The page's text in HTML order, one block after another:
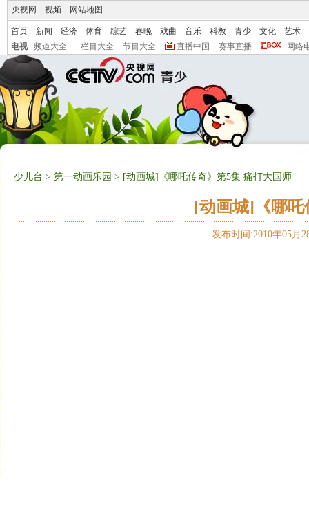
央视网 视频 网站地图
首页 新闻 经济 体育 综艺 春晚 戏曲 音乐 科教 青少 文化
艺术
电视
频道大全 栏目大全 节目大全 直播中国 赛事直播 网络
少儿台 > 第一动画乐园 > [动画城]《哪吒传奇》第5集 痛打大国师
[动画城]《哪吒
发布时间:2010年05月